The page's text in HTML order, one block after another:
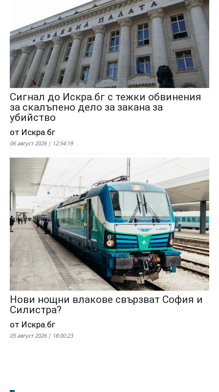
Сигнал до Искра.бг с тежки обвинения
за скалъпено дело за закана за
убийство
от Искра.бг
06 август 2026 | 12:54:19
Нови нощни влакове свързват София и
Силистра?
от Искра.бг
05 август 2026 | 18:00:23